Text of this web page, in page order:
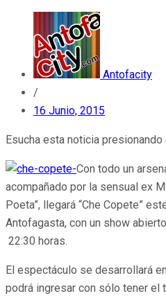
Antofacity
/
16 Junio, 2015
Esucha esta noticia
Con todo un
acompañado por la sensual ex
Poeta”, llegará “Che Copete”
Antofagasta, con un show
22:30 horas.
El espectáculo se desarrollará
podrá ingresar con sólo tener el